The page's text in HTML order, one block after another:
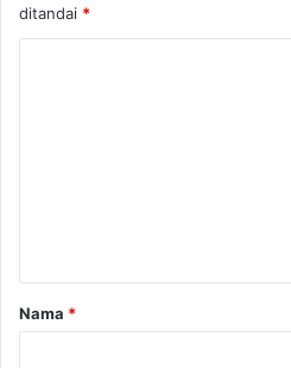
ditandai *
rNama *